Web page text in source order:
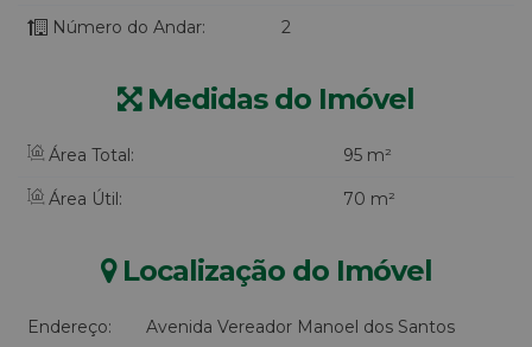
Número do Andar: 2
Medidas do Imóvel
Área Total: 95 m²
Área Útil: 70 m²
Localização do Imóvel
Endereço: Avenida Vereador Manoel dos Santos